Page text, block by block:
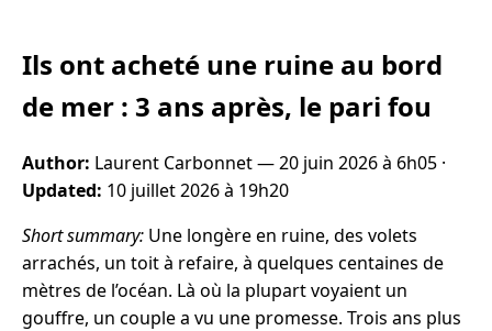
Ils ont acheté une ruine au bord
de mer : 3 ans après, le pari fou
Author: Laurent Carbonnet —20 juin 2026 à 6h05 ·
Updated: 10 juillet 2026 à 19h20
Short summary: Une longère en ruine, des volets
arrachés, un toit à refaire, à quelques centaines de
mètres de l’océan. Là où la plupart voyaient un
gouffre, un couple a vu une promesse. Trois ans plus